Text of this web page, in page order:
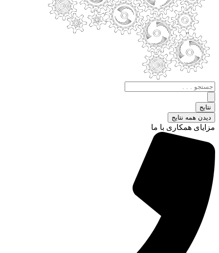
جستجو
.
.
.
نتایج
دیدن همه نتایج
مزایای همکاری با ما